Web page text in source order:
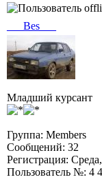
___Bes___
Младший курсант
Группа: Members
Сообщений: 32
Регистрация:
Пользователь №: 4